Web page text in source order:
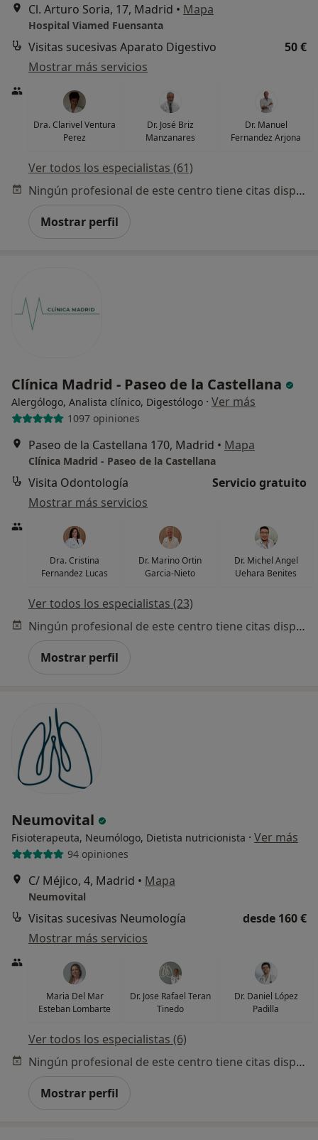
Cl. Arturo Soria, 17, Madrid • Mapa
Hospital Viamed Fuensanta
Visitas sucesivas Aparato Digestivo
50 €
Mostrar más servicios
Dra. Clarivel Ventura
Perez
Dr. José Briz
Manzanares
Dr. Manuel
Fernandez Arjona
Ver todos los especialistas (61)
Ningún profesional de este centro tiene citas disponibles
Mostrar perfil
Clínica Madrid - Paseo de la Castellana
Alergólogo, Analista clínico, Digestólogo · Ver más
1097 opiniones
Paseo de la Castellana 170, Madrid • Mapa
Clínica Madrid - Paseo de la Castellana
Visita Odontología
Servicio gratuito
Mostrar más servicios
Dra. Cristina
Fernandez Lucas
Dr. Marino Ortin
Garcia-Nieto
Dr. Michel Angel
Uehara Benites
Ver todos los especialistas (23)
Ningún profesional de este centro tiene citas disponibles
Mostrar perfil
Neumovital
Fisioterapeuta, Neumólogo, Dietista nutricionista · Ver más
94 opiniones
C/ Méjico, 4, Madrid • Mapa
Neumovital
Visitas sucesivas Neumología
desde 160 €
Mostrar más servicios
Maria Del Mar
Esteban Lombarte
Dr. Jose Rafael Teran
Tinedo
Dr. Daniel López
Padilla
Ver todos los especialistas (6)
Ningún profesional de este centro tiene citas disponibles
Mostrar perfil